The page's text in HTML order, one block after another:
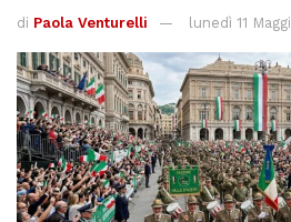
di Paola Venturelli lunedì 11